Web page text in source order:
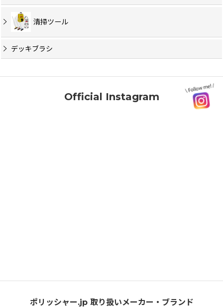
清掃ツール
デッキブラシ
Official Instagram
ポリッシャー.jp 取り扱いメーカー・ブランド